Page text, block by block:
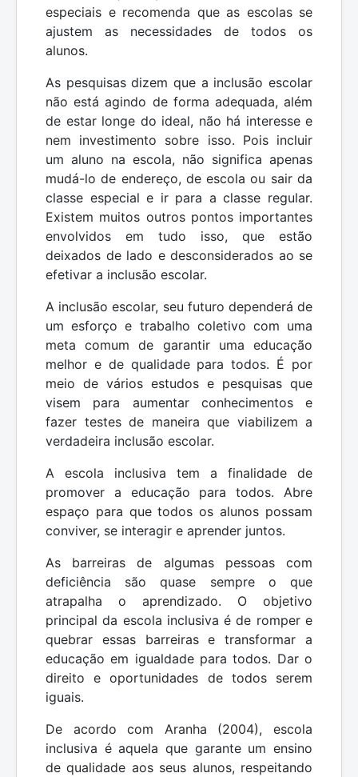
especiais e recomenda que as escolas se
ajustem as necessidades de todos os
alunos.
As pesquisas dizem que a inclusão escolar
não está agindo de forma adequada, além
de estar longe do ideal, não há interesse e
nem investimento sobre isso. Pois incluir
um aluno na escola, não significa apenas
mudá-lo de endereço, de escola ou sair da
classe especial e ir para a classe regular.
Existem muitos outros pontos importantes
envolvidos em tudo isso, que estão
deixados de lado e desconsiderados ao se
efetivar a inclusão escolar.
A inclusão escolar, seu futuro dependerá de
um esforço e trabalho coletivo com uma
meta comum de garantir uma educação
melhor e de qualidade para todos. É por
meio de vários estudos e pesquisas que
visem para aumentar conhecimentos e
fazer testes de maneira que viabilizem a
verdadeira inclusão escolar.
A escola inclusiva tem a finalidade de
promover a educação para todos. Abre
espaço para que todos os alunos possam
conviver, se interagir e aprender juntos.
As barreiras de algumas pessoas com
deficiência são quase sempre o que
atrapalha o aprendizado. O objetivo
principal da escola inclusiva é de romper e
quebrar essas barreiras e transformar a
educação em igualdade para todos. Dar o
direito e oportunidades de todos serem
iguais.
De acordo com Aranha (2004), escola
inclusiva é aquela que garante um ensino
de qualidade aos seus alunos, respeitando